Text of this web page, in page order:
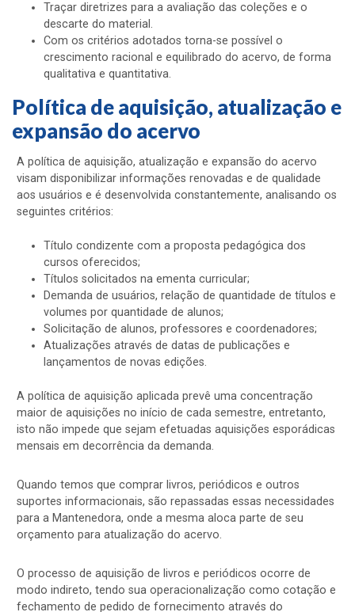
Traçar diretrizes para a avaliação das coleções e o
descarte do material.
Com os critérios adotados torna-se possível o
crescimento racional e equilibrado do acervo, de forma
qualitativa e quantitativa.
Política de aquisição, atualização e
expansão do acervo
A política de aquisição, atualização e expansão do acervo
visam disponibilizar informações renovadas e de qualidade
aos usuários e é desenvolvida constantemente, analisando os
seguintes critérios:
Título condizente com a proposta pedagógica dos
cursos oferecidos;
Títulos solicitados na ementa curricular;
Demanda de usuários, relação de quantidade de títulos e
volumes por quantidade de alunos;
Solicitação de alunos, professores e coordenadores;
Atualizações através de datas de publicações e
lançamentos de novas edições.
A política de aquisição aplicada prevê uma concentração
maior de aquisições no início de cada semestre, entretanto,
isto não impede que sejam efetuadas aquisições esporádicas
mensais em decorrência da demanda.
Quando temos que comprar livros, periódicos e outros
suportes informacionais, são repassadas essas necessidades
para a Mantenedora, onde a mesma aloca parte de seu
orçamento para atualização do acervo.
O processo de aquisição de livros e periódicos ocorre de
modo indireto, tendo sua operacionalização como cotação e
fechamento de pedido de fornecimento através do